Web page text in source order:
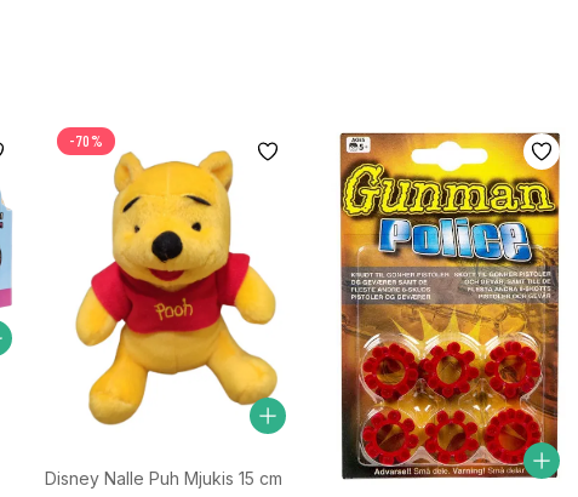
-70%
Disney Nalle Puh Mjukis 15 cm